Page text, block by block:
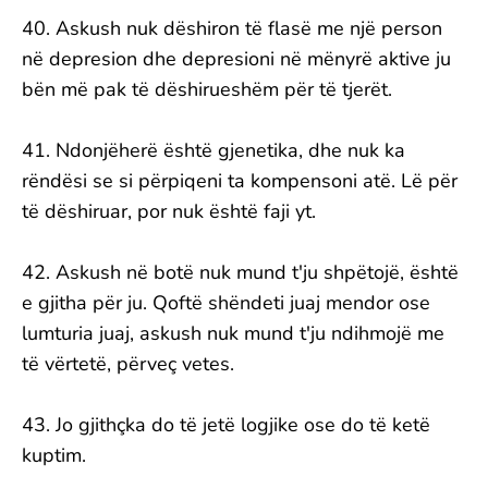
40. Askush nuk dëshiron të flasë me një person
në depresion dhe depresioni në mënyrë aktive ju
bën më pak të dëshirueshëm për të tjerët.
41. ​​Ndonjëherë është gjenetika, dhe nuk ka
rëndësi se si përpiqeni ta kompensoni atë. Lë për
të dëshiruar, por nuk është faji yt.
42. Askush në botë nuk mund t'ju shpëtojë, është
e gjitha për ju. Qoftë shëndeti juaj mendor ose
lumturia juaj, askush nuk mund t'ju ndihmojë me
të vërtetë, përveç vetes.
43. Jo gjithçka do të jetë logjike ose do të ketë
kuptim.